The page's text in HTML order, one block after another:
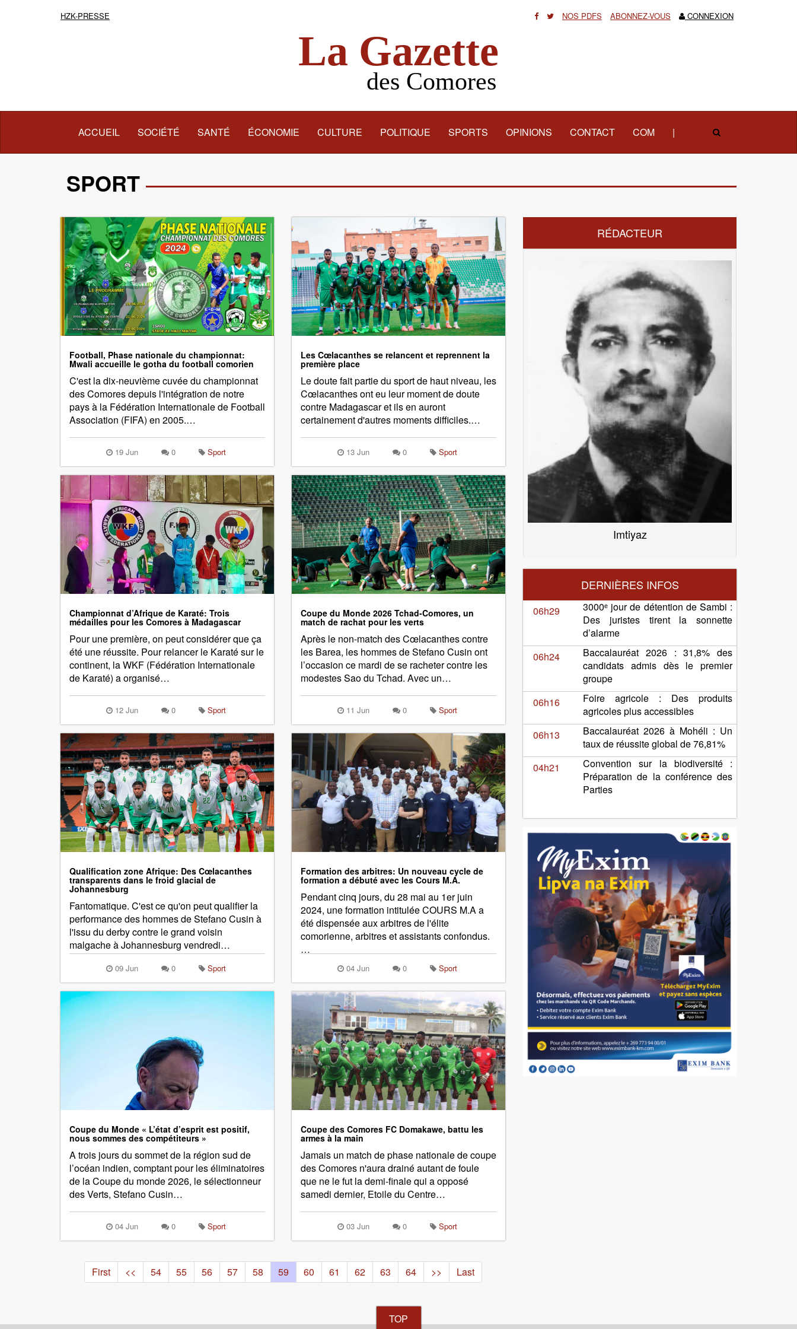
HZK-PRESSE NOS PDFS ABONNEZ-VOUS CONNEXION
La Gazette
des Comores
ACCUEIL(COURANT)
SOCIÉTÉ SANTÉ ÉCONOMIE CULTURE POLITIQUE SPORTS OPINIONS CONTACT COM |
SPORT
Football, Phase nationale du championnat:
Mwali accueille le gotha du football comorien
C'est la dix-neuvième cuvée du championnat
des Comores depuis l'intégration de notre
pays à la Fédération Internationale de Football
Association (FIFA) en 2005.…
19 Jun 0 Sport
Les Cœlacanthes se relancent et reprennent la
première place
Le doute fait partie du sport de haut niveau, les
Cœlacanthes ont eu leur moment de doute
contre Madagascar et ils en auront
certainement d'autres moments difficiles.…
13 Jun 0 Sport
Championnat d’Afrique de Karaté: Trois
médailles pour les Comores à Madagascar
Pour une première, on peut considérer que ça
été une réussite. Pour relancer le Karaté sur le
continent, la WKF (Fédération Internationale
de Karaté) a organisé…
12 Jun 0 Sport
Coupe du Monde 2026 Tchad-Comores, un
match de rachat pour les verts
Après le non-match des Cœlacanthes contre
les Barea, les hommes de Stefano Cusin ont
l’occasion ce mardi de se racheter contre les
modestes Sao du Tchad. Avec un…
11 Jun 0 Sport
Qualification zone Afrique: Des Cœlacanthes
transparents dans le froid glacial de
Johannesburg
Fantomatique. C'est ce qu'on peut qualifier la
performance des hommes de Stefano Cusin à
l'issu du derby contre le grand voisin
malgache à Johannesburg vendredi…
09 Jun 0 Sport
Formation des arbitres: Un nouveau cycle de
formation a débuté avec les Cours M.A.
Pendant cinq jours, du 28 mai au 1er juin
2024, une formation intitulée COURS M.A a
été dispensée aux arbitres de l'élite
comorienne, arbitres et assistants confondus.
…
04 Jun 0 Sport
Coupe du Monde « L’état d’esprit est positif,
nous sommes des compétiteurs »
A trois jours du sommet de la région sud de
l’océan indien, comptant pour les éliminatoires
de la Coupe du monde 2026, le sélectionneur
des Verts, Stefano Cusin…
04 Jun 0 Sport
Coupe des Comores FC Domakawe, battu les
armes à la main
Jamais un match de phase nationale de coupe
des Comores n'aura drainé autant de foule
que ne le fut la demi-finale qui a opposé
samedi dernier, Etoile du Centre…
03 Jun 0 Sport
First << 54 55 56 57 58 59 60 61 62 63 64 >> Last
RÉDACTEUR
Imtiyaz
DERNIÈRES INFOS
06h29
3000ᵉ jour de détention de Sambi :
Des juristes tirent la sonnette
d’alarme
06h24
Baccalauréat 2026 : 31,8% des
candidats admis dès le premier
groupe
06h16
Foire agricole : Des produits
agricoles plus accessibles
06h13
Baccalauréat 2026 à Mohéli : Un
taux de réussite global de 76,81%
04h21
Convention sur la biodiversité :
Préparation de la conférence des
Parties
TOP